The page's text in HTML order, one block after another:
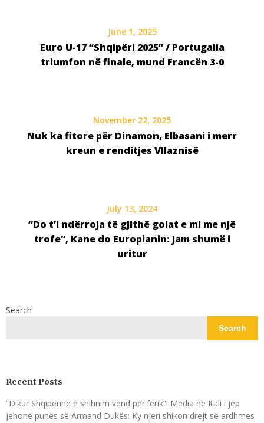
June 1, 2025
Euro U-17 “Shqipëri 2025” / Portugalia
triumfon në finale, mund Francën 3-0
November 22, 2025
Nuk ka fitore për Dinamon, Elbasani i merr
kreun e renditjes Vllaznisë
July 13, 2024
“Do t’i ndërroja të gjithë golat e mi me një
trofe”, Kane do Europianin: Jam shumë i
uritur
Search
Search
Recent Posts
“Dikur Shqipërinë e shihnim vend periferik”! Media në Itali i jep
jehonë punës së Armand Dukës: Ky njeri shikon drejt së ardhmes